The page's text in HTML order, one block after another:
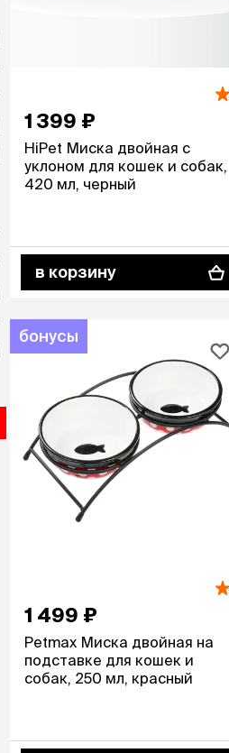
Украшения и
аксессуары
1 399 ₽
HiPet Миска двойная с
уклоном для кошек и собак,
420 мл, черный
в корзину
бонусы
1 499 ₽
Petmax Миска двойная на
подставке для кошек и
собак, 250 мл, красный